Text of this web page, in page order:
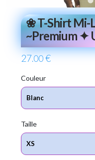
❀ T-Shirt Mi-
~Premium ✦
27.00 €
Couleur
Taille